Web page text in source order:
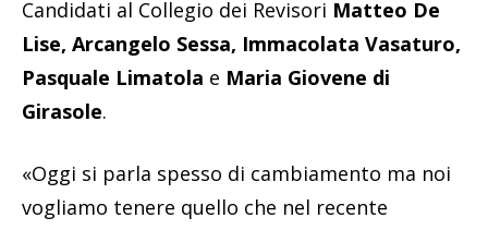
Candidati al Collegio dei Revisori Matteo De
Lise, Arcangelo Sessa, Immacolata Vasaturo,
Pasquale Limatola e Maria Giovene di
Girasole.
«Oggi si parla spesso di cambiamento ma noi
vogliamo tenere quello che nel recente